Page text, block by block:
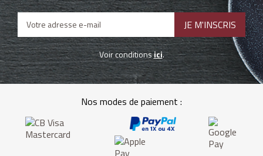
Voir conditionsici.
Nos modes de paiement :